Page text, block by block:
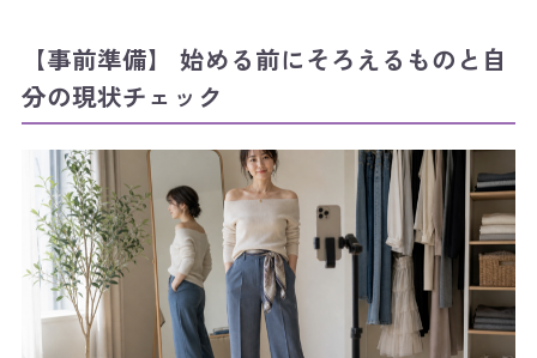
【事前準備】 始める前にそろえるものと自
分の現状チェック